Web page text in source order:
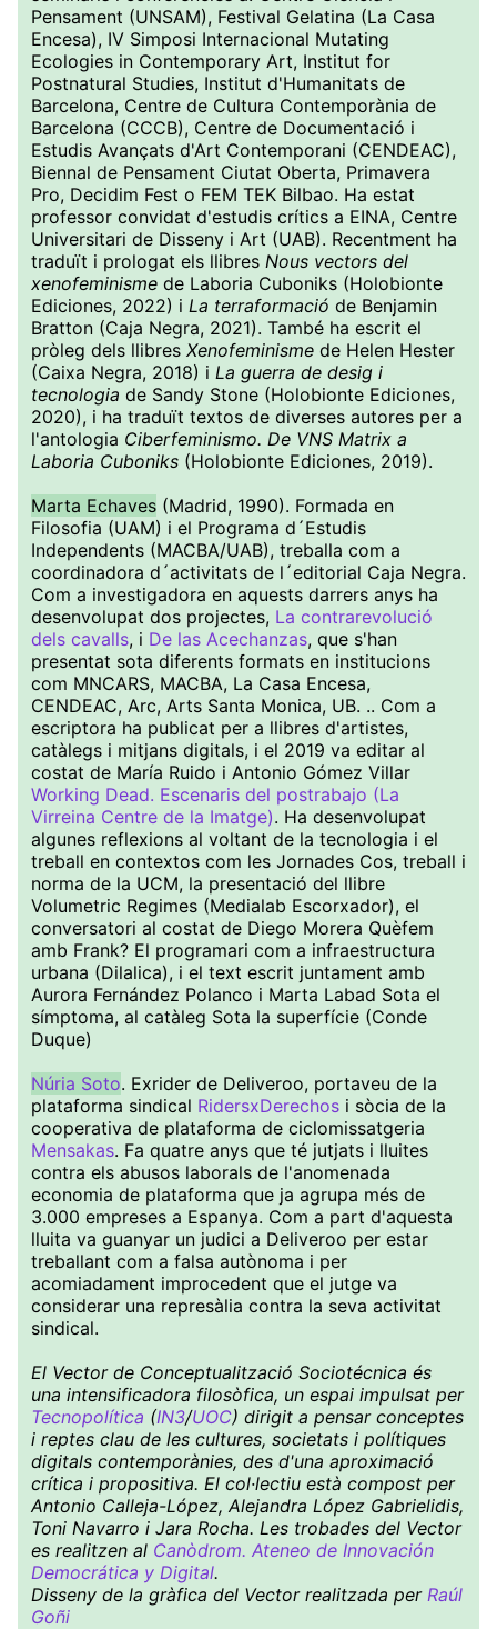
Pensament (UNSAM), Festival Gelatina (La Casa
Encesa), IV Simposi Internacional Mutating
Ecologies in Contemporary Art, Institut for
Postnatural Studies, Institut d'Humanitats de
Barcelona, ​​Centre de Cultura Contemporània de
Barcelona (CCCB), Centre de Documentació i
Estudis Avançats d'Art Contemporani (CENDEAC),
Biennal de Pensament Ciutat Oberta, Primavera
Pro, Decidim Fest o FEM TEK Bilbao. Ha estat
professor convidat d'estudis crítics a EINA, Centre
Universitari de Disseny i Art (UAB). Recentment ha
traduït i prologat els llibres Nous vectors del
xenofeminisme de Laboria Cuboniks (Holobionte
Ediciones, 2022) i La terraformació de Benjamin
Bratton (Caja Negra, 2021). També ha escrit el
pròleg dels llibres Xenofeminisme de Helen Hester
(Caixa Negra, 2018) i La guerra de desig i
tecnologia de Sandy Stone (Holobionte Ediciones,
2020), i ha traduït textos de diverses autores per a
l'antologia Ciberfeminismo. De VNS Matrix a
Laboria Cuboniks (Holobionte Ediciones, 2019).
Marta Echaves (Madrid, 1990). Formada en
Filosofia (UAM) i el Programa d´Estudis
Independents (MACBA/UAB), treballa com a
coordinadora d´activitats de l´editorial Caja Negra.
Com a investigadora en aquests darrers anys ha
desenvolupat dos projectes, La contrarevolució
dels cavalls, i De las Acechanzas, que s'han
presentat sota diferents formats en institucions
com MNCARS, MACBA, La Casa Encesa,
CENDEAC, Arc, Arts Santa Monica, UB. .. Com a
escriptora ha publicat per a llibres d'artistes,
catàlegs i mitjans digitals, i el 2019 va editar al
costat de María Ruido i Antonio Gómez Villar
Working Dead. Escenaris del postrabajo (La
Virreina Centre de la Imatge). Ha desenvolupat
algunes reflexions al voltant de la tecnologia i el
treball en contextos com les Jornades Cos, treball i
norma de la UCM, la presentació del llibre
Volumetric Regimes (Medialab Escorxador), el
conversatori al costat de Diego Morera Quèfem
amb Frank? El programari com a infraestructura
urbana (Dilalica), i el text escrit juntament amb
Aurora Fernández Polanco i Marta Labad Sota el
símptoma, al catàleg Sota la superfície (Conde
Duque)
Núria Soto. Exrider de Deliveroo, portaveu de la
plataforma sindical RidersxDerechos i sòcia de la
cooperativa de plataforma de ciclomissatgeria
Mensakas. Fa quatre anys que té jutjats i lluites
contra els abusos laborals de l'anomenada
economia de plataforma que ja agrupa més de
3.000 empreses a Espanya. Com a part d'aquesta
lluita va guanyar un judici a Deliveroo per estar
treballant com a falsa autònoma i per
acomiadament improcedent que el jutge va
considerar una represàlia contra la seva activitat
sindical.
El Vector de Conceptualització Sociotécnica és
una intensificadora filosòfica, un espai impulsat per
Tecnopolítica (IN3/UOC) dirigit a pensar conceptes
i reptes clau de les cultures, societats i polítiques
digitals contemporànies, des d'una aproximació
crítica i propositiva. El col·lectiu està compost per
Antonio Calleja-López, Alejandra López Gabrielidis,
Toni Navarro i Jara Rocha. Les trobades del Vector
es realitzen al Canòdrom. Ateneo de Innovación
Democrática y Digital.
Disseny de la gràfica del Vector realitzada per Raúl
Goñi